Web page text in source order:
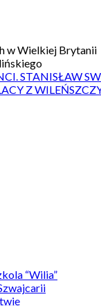
w Wielkiej Brytanii
STANISŁAW
Z
“Wilia”